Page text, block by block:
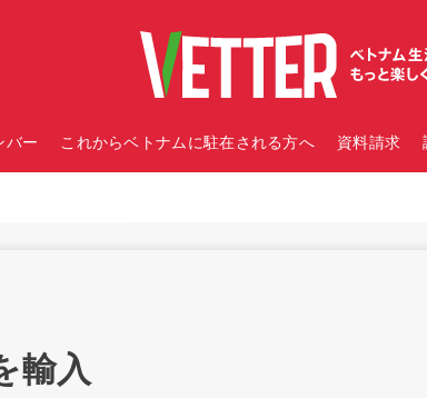
バー これからベトナムに駐在される方へ 資料請求
輸入